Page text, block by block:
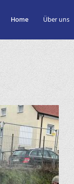
Home Über uns